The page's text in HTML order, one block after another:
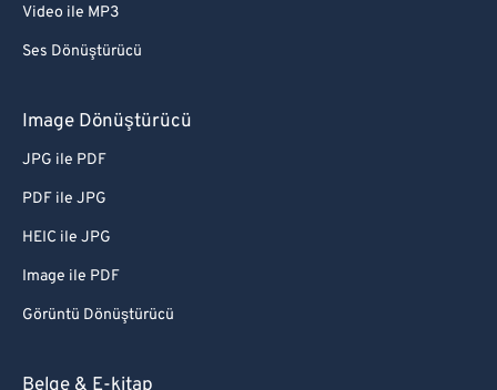
Video ile MP3
Ses Dönüştürücü
Image Dönüştürücü
JPG ile PDF
PDF ile JPG
HEIC ile JPG
Image ile PDF
Görüntü Dönüştürücü